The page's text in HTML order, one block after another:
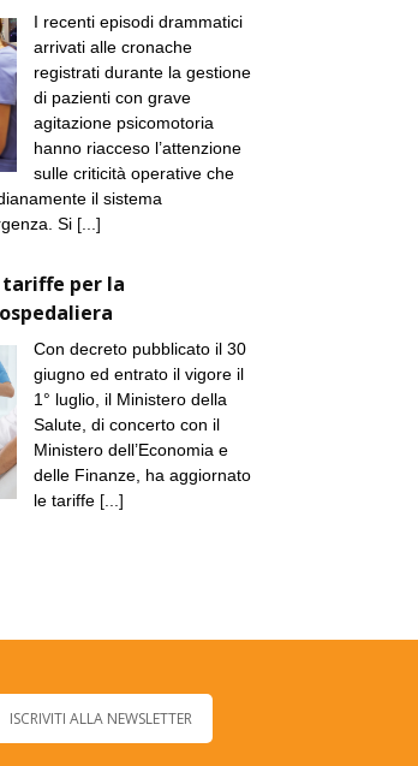
I recenti episodi drammatici
arrivati alle cronache
registrati durante la gestione
di pazienti con grave
agitazione psicomotoria
hanno riacceso l’attenzione
sulle criticità operative che
il sistema
Si [...]
per la
Con decreto pubblicato il 30
giugno ed entrato il vigore il
1° luglio, il Ministero della
Salute, di concerto con il
Ministero dell’Economia e
delle Finanze, ha aggiornato
le tariffe [...]
ISCRIVITI ALLA NEWSLETTER